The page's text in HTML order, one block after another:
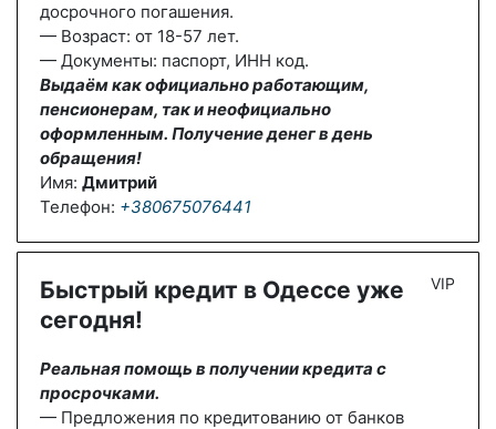
досрочного погашения.
— Возраст: от 18-57 лет.
— Документы: паспорт, ИНН код.
Выдаём как официально работающим,
пенсионерам, так и неофициально
оформленным. Получение денег в день
обращения!
Имя: Дмитрий
Телефон: +380675076441
Быстрый кредит в Одессе уже
сегодня!
Реальная помощь в получении кредита с
просрочками.
— Предложения по кредитованию от банков
VIP